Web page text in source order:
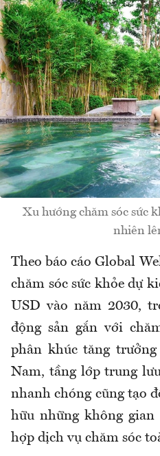
Xu hướng chăm sóc sức
nhiên
Theo báo cáo Global
chăm sóc sức khỏe dự
USD vào năm 2030,
động sản gắn với
phân khúc tăng
Nam, tầng lớp trung
nhanh chóng cũng tạo
hữu những không
hợp dịch vụ chăm sóc